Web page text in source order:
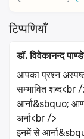
टिप्पणियाँ
डॉ. विवेकानन्द
आपका प्रश्न
सम्भावित शब्द<br /
आर्ना&sbquo;
अर्ना<br />
इनमें से